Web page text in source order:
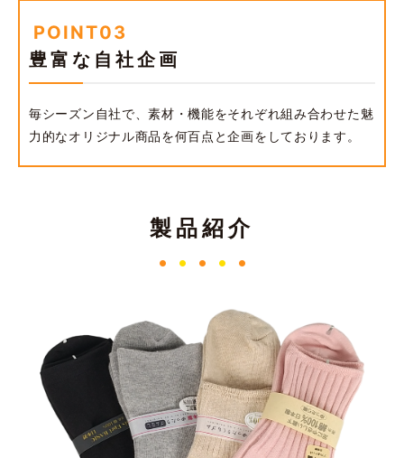
POINT03
豊富な自社企画
毎シーズン自社で、素材・機能をそれぞれ組み合わせた魅
力的なオリジナル商品を何百点と企画をしております。
製品紹介